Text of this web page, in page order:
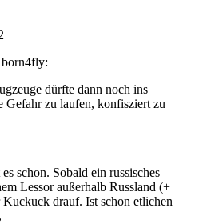
born4fly:
dürfte dann noch ins
Gefahr zu laufen, konfisziert zu
schon. Sobald ein russisches
Lessor außerhalb Russland (+
drauf. Ist schon etlichen